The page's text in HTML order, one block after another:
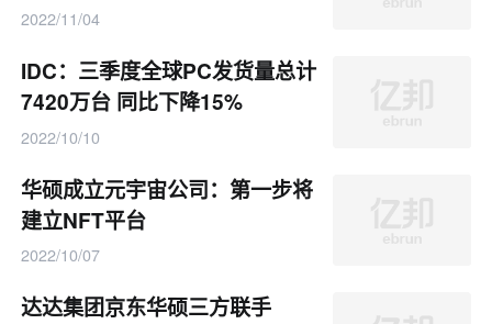
2022/11/04
IDC：三季度全球PC发货量总计
7420万台 同比下降15%
2022/10/10
华硕成立元宇宙公司：第一步将
建立NFT平台
2022/10/07
达达集团京东华硕三方联手